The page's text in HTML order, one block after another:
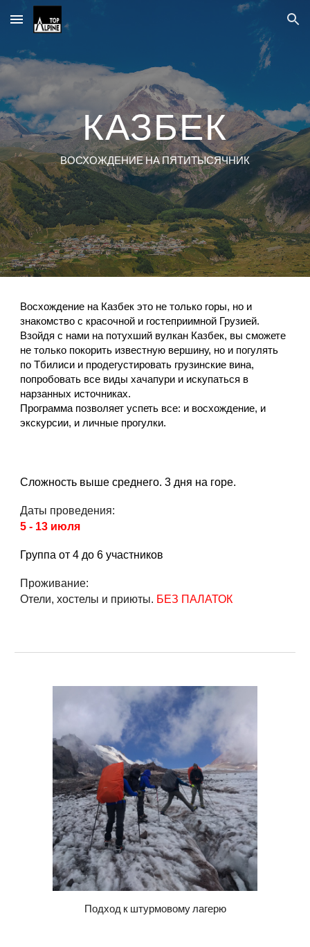
Skip to main content Skip to navigation
КАЗБЕК
ВОСХОЖДЕНИЕ НА ПЯТИТЫСЯЧНИК
Восхождение на Казбек это не только горы, но и
знакомство с красочной и гостеприимной Грузией.
Взойдя с нами на потухший вулкан Казбек, вы сможете
не только покорить известную вершину, но и погулять
по Тбилиси и продегустировать грузинские вина,
попробовать все виды хачапури и искупаться в
нарзанных источниках.
Программа позволяет успеть все: и восхождение, и
экскурсии, и личные прогулки.
Сложность выше среднего. 3 дня на горе.
Даты проведения:
5 - 13 июля
Группа от 4 до 6 участников
Проживание:
Отели, хостелы и приюты. БЕЗ ПАЛАТОК
Подход к штурмовому лагерю